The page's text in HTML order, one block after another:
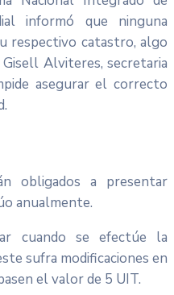
informó que ninguna
respectivo catastro, algo
Alviteres, secretaria
asegurar el correcto
obligados a presentar
anualmente.
cuando se efectúe la
sufra modificaciones en
el valor de 5 UIT.